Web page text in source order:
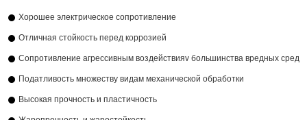
Хорошее электрическое сопротивление
Отличная стойкость перед коррозией
Сопротивление агрессивным воздействияv большинства вредных сред
Податливость множеству видам механической обработки
Высокая прочность и пластичность